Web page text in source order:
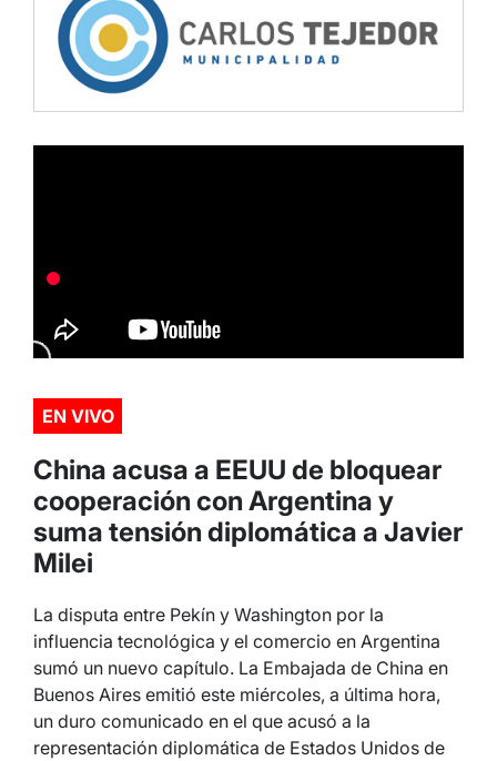
EN VIVO
China acusa a EEUU de bloquear
cooperación con Argentina y
suma tensión diplomática a Javier
Milei
La disputa entre Pekín y Washington por la
influencia tecnológica y el comercio en Argentina
sumó un nuevo capítulo. La Embajada de China en
Buenos Aires emitió este miércoles, a última hora,
un duro comunicado en el que acusó a la
representación diplomática de Estados Unidos de